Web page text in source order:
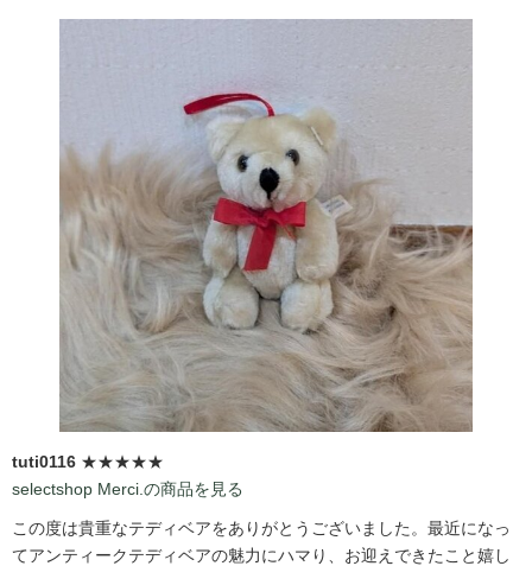
tuti0116 ★★★★★
selectshop Merci.の商品を見る
この度は貴重なテディベアをありがとうございました。最近になっ
てアンティークテディベアの魅力にハマり、お迎えできたこと嬉し